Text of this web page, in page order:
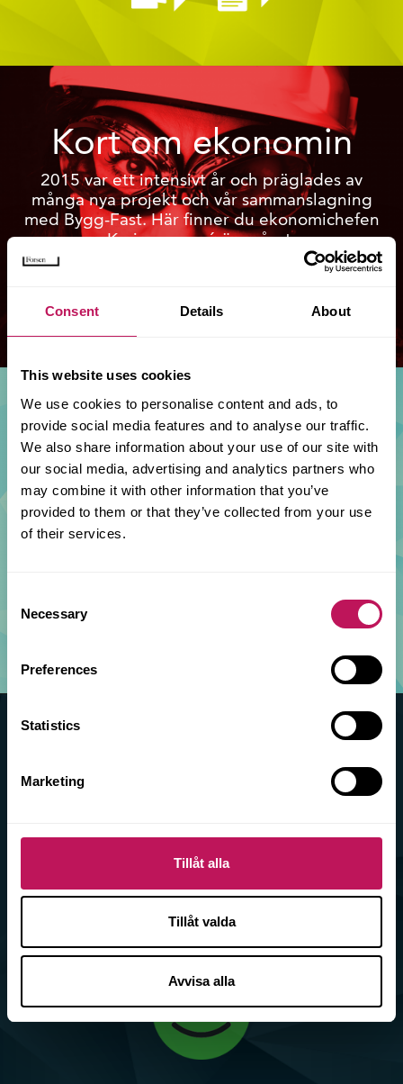
Consent Details About
This website uses cookies
We use cookies to personalise content and ads, to
provide social media features and to analyse our traffic.
We also share information about your use of our site with
our social media, advertising and analytics partners who
may combine it with other information that you’ve
provided to them or that they’ve collected from your use
of their services.
Selection
Necessary
Preferences
Statistics
Marketing
Tillåt alla
Tillåt valda
Avvisa alla
Kort om ekonomin
2015 var ett intensivt år och präglades av
många nya projekt och vår sammanslagning
med Bygg-Fast. Här finner du ekonomichefen
Karins resumé över året.
Ladda ner sifforna
Intresserad av alla detaljer? Här finner du
balansräkning, resultaträkning, noter och
förvaltningsberättelse. Och lite till. Den övre är
svensk and the lower one is in English.